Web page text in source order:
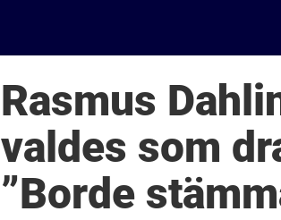
Rasmus
valdes som
”Borde